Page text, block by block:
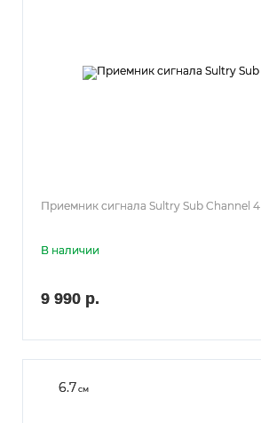
Приемник сигнала Sultry Sub Channel 4
В наличии
9 990 р.
6.7см